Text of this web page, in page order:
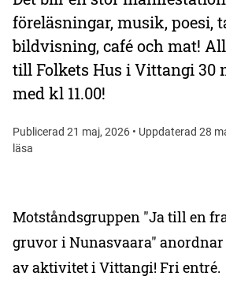
föreläsningar, musik, poesi,
bildvisning, café och mat!
till Folkets Hus i Vittangi 30
med kl 11.00!
Publicerad 21 maj, 2026 • Uppdaterad 28
läsa
Motståndsgruppen "Ja till en
gruvor i Nunasvaara"
av aktivitet i Vittangi! Fri entré.